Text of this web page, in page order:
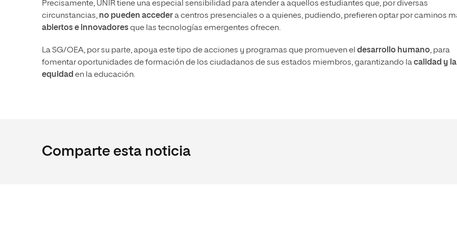
Precisamente, UNIR tiene una especial sensibilidad para atender a aquellos estudiantes que, por diversas
circunstancias, no pueden accedera centros presenciales o a quienes, pudiendo, prefieren optar por caminos
abiertos e innovadoresque las tecnologías emergentes ofrecen.
La SG/OEA, por su parte, apoya este tipo de acciones y programas que promueven el desarrollo humano, para
fomentar oportunidades de formación de los ciudadanos de sus estados miembros, garantizando lacalidad y la
equidad en la educación.
Comparte esta noticia